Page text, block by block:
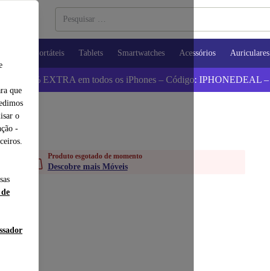
que
o
-
Portáteis Tablets Smartwatches Acessórios Auriculares
5% EXTRA em todos os iPhones – Código: IPHONEDEAL –
Produto esgotado de momento
Descobre mais Móveis